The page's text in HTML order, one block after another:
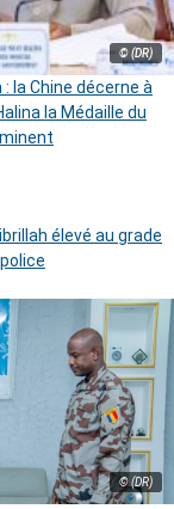
© (DR)
la Chine décerne à
la Médaille du
élevé au grade
© (DR)